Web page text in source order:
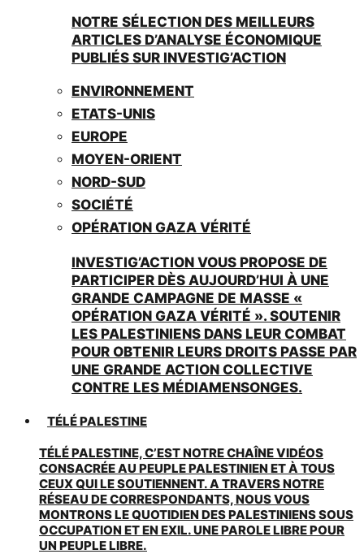
NOTRE SÉLECTION DES MEILLEURS
ARTICLES D’ANALYSE ÉCONOMIQUE
PUBLIÉS SUR INVESTIG’ACTION
ENVIRONNEMENT
ETATS-UNIS
EUROPE
MOYEN-ORIENT
NORD-SUD
SOCIÉTÉ
OPÉRATION GAZA VÉRITÉ
INVESTIG’ACTION VOUS PROPOSE DE
PARTICIPER DÈS AUJOURD’HUI À UNE
GRANDE CAMPAGNE DE MASSE «
OPÉRATION GAZA VÉRITÉ ». SOUTENIR
LES PALESTINIENS DANS LEUR COMBAT
POUR OBTENIR LEURS DROITS PASSE PAR
UNE GRANDE ACTION COLLECTIVE
CONTRE LES MÉDIAMENSONGES.
TÉLÉ PALESTINE
TÉLÉ PALESTINE, C’EST NOTRE CHAÎNE VIDÉOS
CONSACRÉE AU PEUPLE PALESTINIEN ET À TOUS
CEUX QUI LE SOUTIENNENT. A TRAVERS NOTRE
RÉSEAU DE CORRESPONDANTS, NOUS VOUS
MONTRONS LE QUOTIDIEN DES PALESTINIENS SOUS
OCCUPATION ET EN EXIL. UNE PAROLE LIBRE POUR
UN PEUPLE LIBRE.